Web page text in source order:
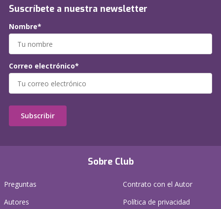
Sobre Club
Preguntas
Autores
Contrato con el Autor
Política de privacidad
Suscríbete a nuestra newsletter
Nombre*
Correo electrónico*
Subscribir